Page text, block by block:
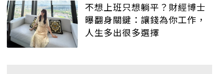
不想上班只想躺平？財經博士
曝翻身關鍵：讓錢為你工作，
人生多出很多選擇